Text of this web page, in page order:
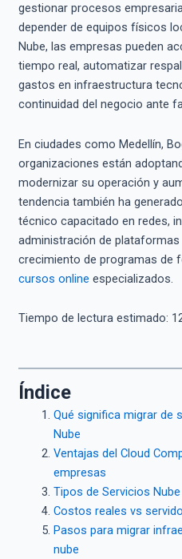
gestionar procesos
depender de equipos físicos
Nube, las empresas pueden
tiempo real, automatizar
gastos en infraestructura
continuidad del negocio ante
En ciudades como Medellín,
organizaciones están
modernizar su operación y
tendencia también ha
técnico capacitado en redes,
administración de
crecimiento de programas de
cursos online especializados.
Tiempo de lectura estimado:
Índice
Qué significa migrar de
Nube
Ventajas del Cloud
empresas
Tipos de Servicios
Costos reales vs
Pasos para migrar
nube